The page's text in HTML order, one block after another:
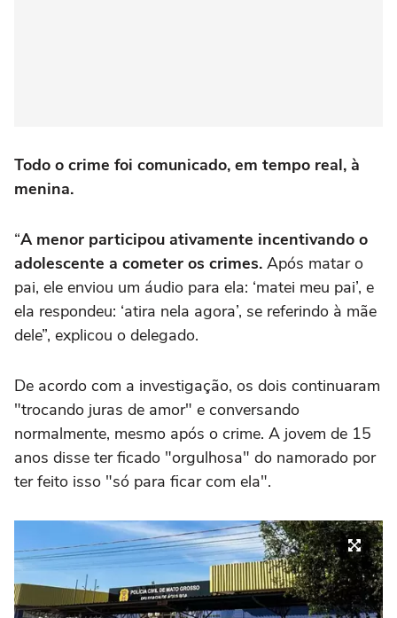
Todo o crime foi comunicado, em tempo real, à
menina.
“A menor participou ativamente incentivando o
adolescente a cometer os crimes. Após matar o
pai, ele enviou um áudio para ela: ‘matei meu pai’, e
ela respondeu: ‘atira nela agora’, se referindo à mãe
dele”, explicou o delegado.
De acordo com a investigação, os dois continuaram
"trocando juras de amor" e conversando
normalmente, mesmo após o crime. A jovem de 15
anos disse ter ficado "orgulhosa" do namorado por
ter feito isso "só para ficar com ela".